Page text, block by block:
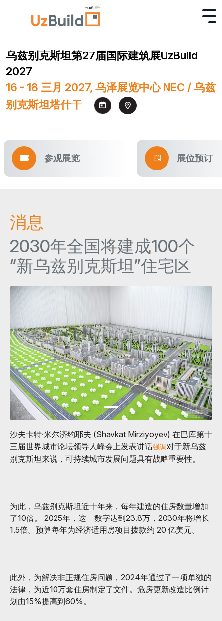
乌兹别克斯坦第27届国际建筑展UzBuild
2027
16 - 18 三月 2027, 乌泽展览中心 NEC / 乌兹
别克斯坦塔什干
参观展览 展位预订
消息
2030年全国将建成100个
“新乌兹别克斯坦”住宅区
沙夫卡特·米尔济约耶夫 (Shavkat Mirziyoyev) 在巴库第十
三届世界城市论坛领导人峰会上发表讲话强调对于新乌兹
别克斯坦来说，可持续城市发展问题具有战略重要性。
为此，乌兹别克斯坦近十年来，每年建造的住房数量增加
了10倍。 2025年，这一数字达到23.8万，2030年将增长
1.5倍。预算每年为经济适用房项目拨款约 20 亿美元。
此外，为解决非正规住房问题，2024年通过了一项单独的
法律，为近10万套住房制定了文件。危房更新改造比例计
划由15%提高到60%。